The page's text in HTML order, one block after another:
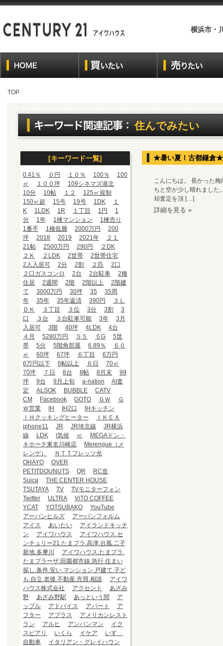
横浜市・
TOP
住んでみたい
[キーワード一覧]
0.41％ ０円 １０％ 100％
100
㎡
１００坪
109シネマズ港北
10分
10帖 １２
125㎡規制
150㎡超
15号 19号 1DK
１
K
1LDK 1R １丁目 1円
1
分
1年 1棟マンション
1棟売り
1番手
1種低層 2000万円
200
坪
2018 2019 2021年
２１
21帖
2500万円 290円
２DK
２Ｋ
２LDK 2世帯
2世帯住宅
2人入居可
2分 2割 ２匹
2口
２口ガスコンロ
2台 2台駐車
2種
住居
2週間 2階 2階以上
2階建
て
3000万円 30坪 35
35周
年
35年 35年返済 390円
３Ｌ
ＤＫ
３丁目 ３位 3分 3割
3
口
３台 ３台駐車可能 3年
3月
入居可
3階 40坪 4LDK
4台
４月
5280万円 ５５ ５G
5世
帯
5分 5階角部屋 6.89％
６０
㎡
60坪 67坪 ６丁目
6万円
6万円以下
6帖以上 ６日
70㎡
70坪
７日 8台 8帖 8月末
99
坪
9台 9月上旬 a-nation
AI査
定
ALSOK BUBBLE
CATV
CM
Facebook GOTO ＧＷ
Ｇ
Ｗ営業
IH IH2口
IHキッチン
ＩＨクッキングヒーター
ＩＫＥＡ
iphone11
JR JR埼京線
JR横浜
線
LDK l気候 ㎡
MEGAドン・
キホーテ東名川崎店
Merengue（メ
レンゲ）
ＮＴＴフレッツ光
OHAYO
OVER
PETITDOUNUTS
QR
RC造
Suica
THE CENTER HOUSE
TSUTAYA
TV
TVモニターフォン
Twitter
ULTRA
ViTO COFFEE
YCAT
YOTSUBAKO
YouTube
アーバンヒルズ
アーバンフォルム
アイス
あいたい
アイランドキッチ
ン
アイワハウス
アイワハウス.セ
ンチュリー21.たまプラ.高津.台風.二子
新地.多摩川
アイワハウス.たまプラ.
たまプラーザ.田園都市線.急行.住まい
探し.条件.安い.マンション.戸建て.子ど
も.自立.老後.不動産.売買.相談
アイワ
ハウス株式会社
アクセント
あざみ
野
あざみ野駅 あっという間
ア
ップル
アドバイス アパート
ア
フター
アプラス
アメリカンレスト
ラン
アルヒ アンパンマン
イク
スピアリ
いくら イケア
いすゞ
自動車
イタリアン・グレイハウン
★暑い夏！古都鎌倉★
こんにちは。 長かった
ちと空が少し晴れました
却査定を頂 […]
詳細を見る »